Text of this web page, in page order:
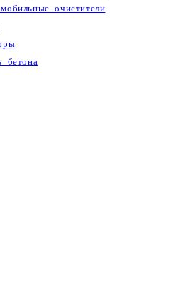
очистители
бетона